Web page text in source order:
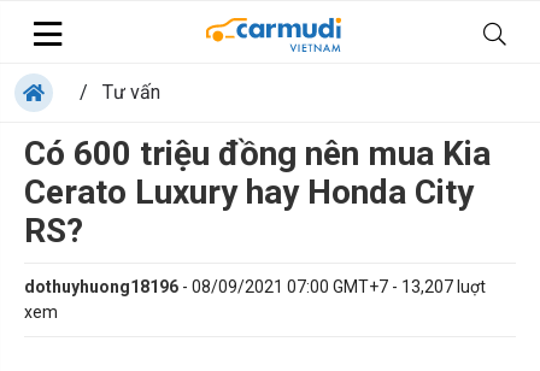
/ Tư vấn
Có 600 triệu đồng nên mua Kia
Cerato Luxury hay Honda City
RS?
dothuyhuong18196 - 08/09/2021 07:00 GMT+7 - 13,207 luợt
xem